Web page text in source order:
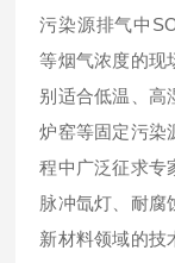
污染源排气中
等烟气浓度的现
别适合低温、高
炉窑等固定污染
程中广泛征求专
脉冲氙灯、耐腐
新材料领域的技